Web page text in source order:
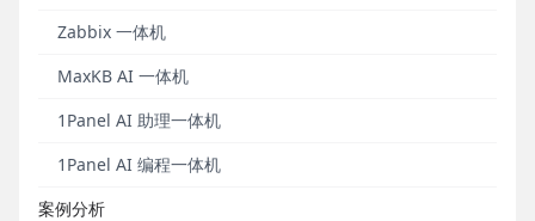
Zabbix 一体机
MaxKB AI 一体机
1Panel AI 助理一体机
1Panel AI 编程一体机
案例分析
管理员检查Kubernetes集群是否已经安全部署。
Kube-bench尽可能紧密地实现CIS Kubernetes基准，
看：
https://www.cisecurity.org/benchmark/kubernetes